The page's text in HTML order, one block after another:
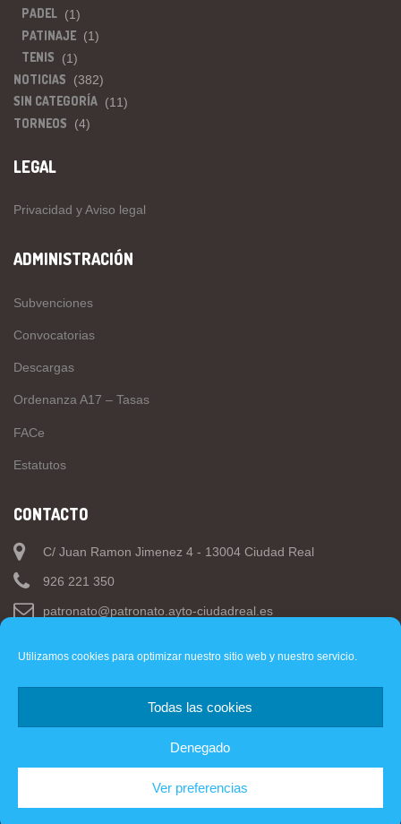
Utilizamos cookies para optimizar nuestro sitio web y nuestro servicio.
Todas las cookies
Denegado
Ver preferencias
PADEL (1)
PATINAJE (1)
TENIS (1)
NOTICIAS (382)
SIN CATEGORÍA (11)
TORNEOS (4)
LEGAL
Privacidad y Aviso legal
ADMINISTRACIÓN
Subvenciones
Convocatorias
Descargas
Ordenanza A17 – Tasas
FACe
Estatutos
CONTACTO
C/ Juan Ramon Jimenez 4 - 13004 Ciudad Real
926 221 350
patronato@patronato.ayto-ciudadreal.es
reservados